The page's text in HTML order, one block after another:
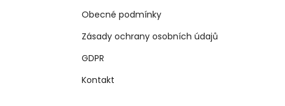
Obecné podmínky
Zásady ochrany osobních údajů
GDPR
Kontakt